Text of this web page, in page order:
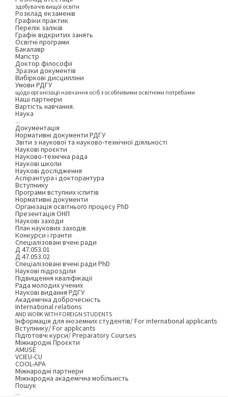
здобувачів вищої освіти
Розклад екзаменів
Графіки практик
Перелік заліків
Графік відкритих занять
Освітні програми
Бакалавр
Магістр
Доктор філософії
Зразки документів
Вибіркові дисципліни
Умови РДГУ
щодо організації навчання осіб з особливими освітніми потребами
Наші партнери
Вартість навчання.
Наука
...
Документація
Нормативні документи РДГУ
Звіти з наукової та науково-технічної діяльності
Наукові проєкти
Науково-технічна рада
Наукові школи
Наукові дослідження
Аспірантура і докторантура
Вступнику
Програми вступних іспитів
Нормативні документи
Організація освітнього процесу PhD
Презентація ОНП
Наукові заходи
План наукових заходів
Конкурси і гранти
Спеціалізовані вчені ради
Д 47.053.01
Д 47.053.02
Спеціалізовані вчені ради PhD
Наукові підрозділи
Підвищення кваліфікації
Рада молодих учених
Наукові видання РДГУ
Академічна доброчесність
International relations
AND WORK WITH FOREIGN STUDENTS
Інформація для іноземних студентів/ For international applicants
Вступнику/ For applicants
Підготовчі курси/ Preparatory Courses
Міжнародні Проєкти
AMUSE
VCIEU-CU
COOL-APA
Міжнародні партнери
Міжнародна академічна мобільність
Пошук
...